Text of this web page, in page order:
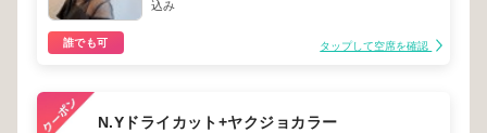
込み
誰でも可 タップして空席を確認
N.Yドライカット+ヤクジョカラー